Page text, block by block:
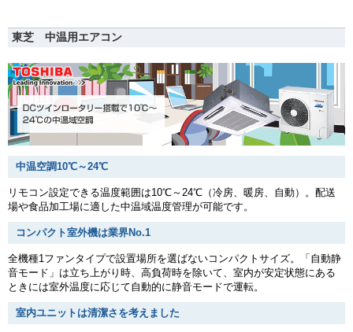
東芝 中温用エアコン
中温空調10℃～24℃
リモコン設定できる温度範囲は10℃～24℃（冷房、暖房、自動）。配送
場や食品加工場に適した中温域温度管理が可能です。
コンパクト室外機は業界No.1
全機種1ファンタイプで設置場所を選ばないコンパクトサイズ。「自動静
音モード」は立ち上がり時、高負荷時を除いて、室内が安定状態にある
ときには室外温度に応じて自動的に静音モードで運転。
室内ユニットは清潔さを考えました